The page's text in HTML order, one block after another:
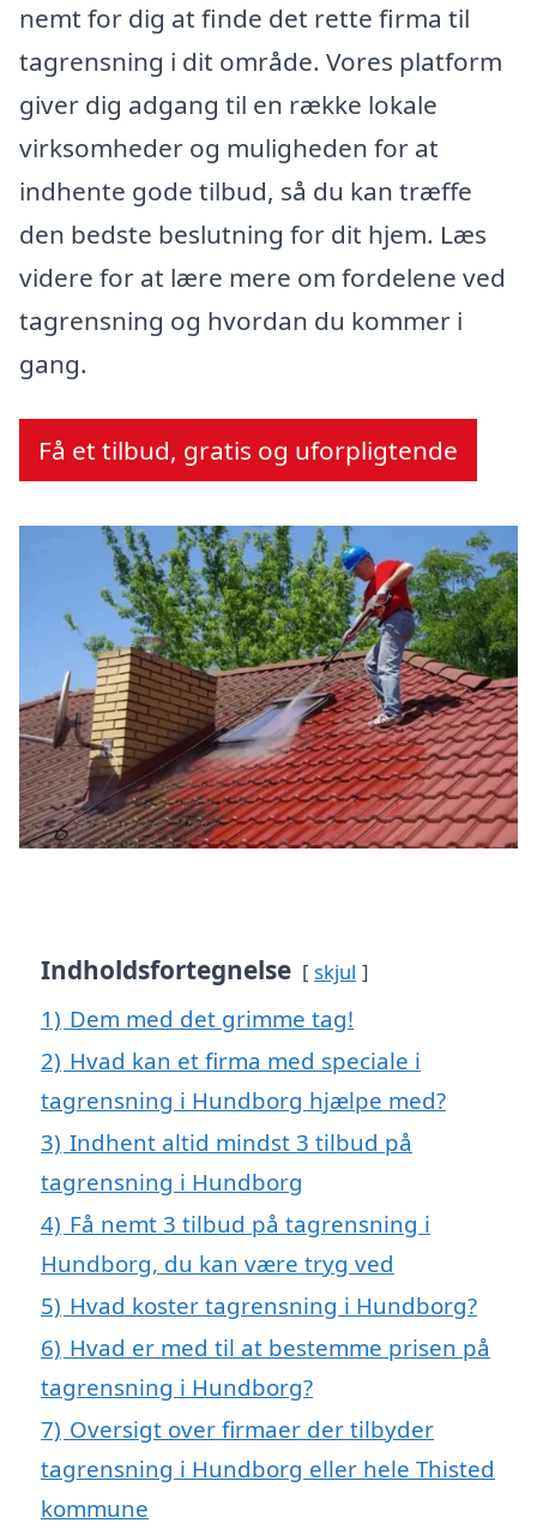
nemt for dig at finde det rette firma til
tagrensning i dit område. Vores platform
giver dig adgang til en række lokale
virksomheder og muligheden for at
indhente gode tilbud, så du kan træffe
den bedste beslutning for dit hjem. Læs
videre for at lære mere om fordelene ved
tagrensning og hvordan du kommer i
gang.
Få et tilbud, gratis og uforpligtende
Indholdsfortegnelse skjul
1) Dem med det grimme tag!
2) Hvad kan et firma med speciale i
tagrensning i Hundborg hjælpe med?
3) Indhent altid mindst 3 tilbud på
tagrensning i Hundborg
4) Få nemt 3 tilbud på tagrensning i
Hundborg, du kan være tryg ved
5) Hvad koster tagrensning i Hundborg?
6) Hvad er med til at bestemme prisen på
tagrensning i Hundborg?
7) Oversigt over firmaer der tilbyder
tagrensning i Hundborg eller hele Thisted
kommune